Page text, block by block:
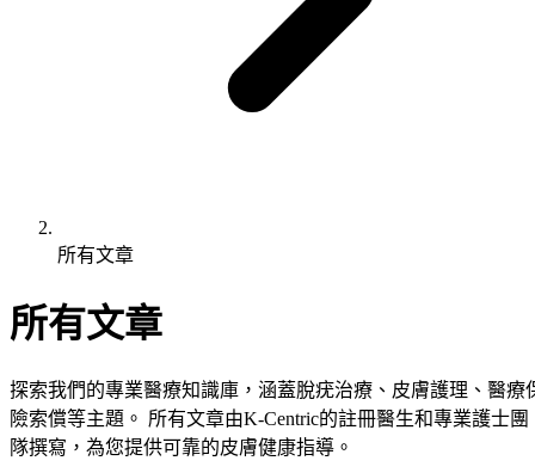
所有文章
所有文章
探索我們的專業醫療知識庫，涵蓋脫疣治療、皮膚護理、醫療
險索償等主題。 所有文章由K-Centric的註冊醫生和專業護士團
隊撰寫，為您提供可靠的皮膚健康指導。